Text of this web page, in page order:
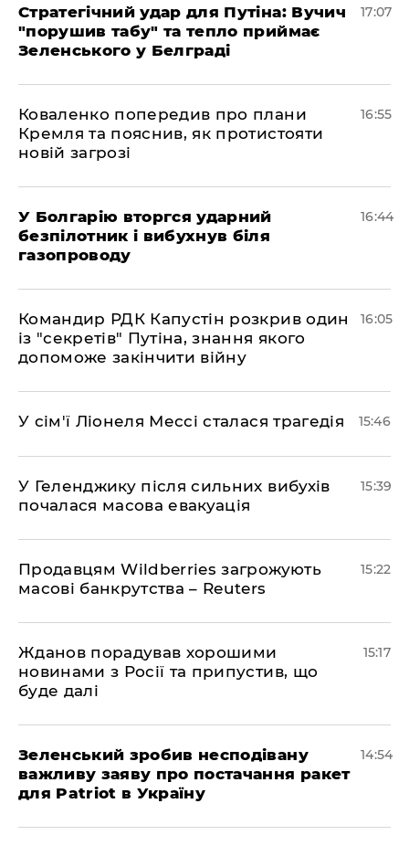
Стратегічний удар для Путіна: Вучич
"порушив табу" та тепло приймає
Зеленського у Белграді
17:07
Коваленко попередив про плани
Кремля та пояснив, як протистояти
новій загрозі
16:55
У Болгарію вторгся ударний
безпілотник і вибухнув біля
газопроводу
16:44
Командир РДК Капустін розкрив один
із "секретів" Путіна, знання якого
допоможе закінчити війну
16:05
У сім'ї Ліонеля Мессі сталася трагедія 15:46
У Геленджику після сильних вибухів
почалася масова евакуація
15:39
Продавцям Wildberries загрожують
масові банкрутства – Reuters
15:22
Жданов порадував хорошими
новинами з Росії та припустив, що
буде далі
15:17
Зеленський зробив несподівану
важливу заяву про постачання ракет
для Patriot в Україну
14:54